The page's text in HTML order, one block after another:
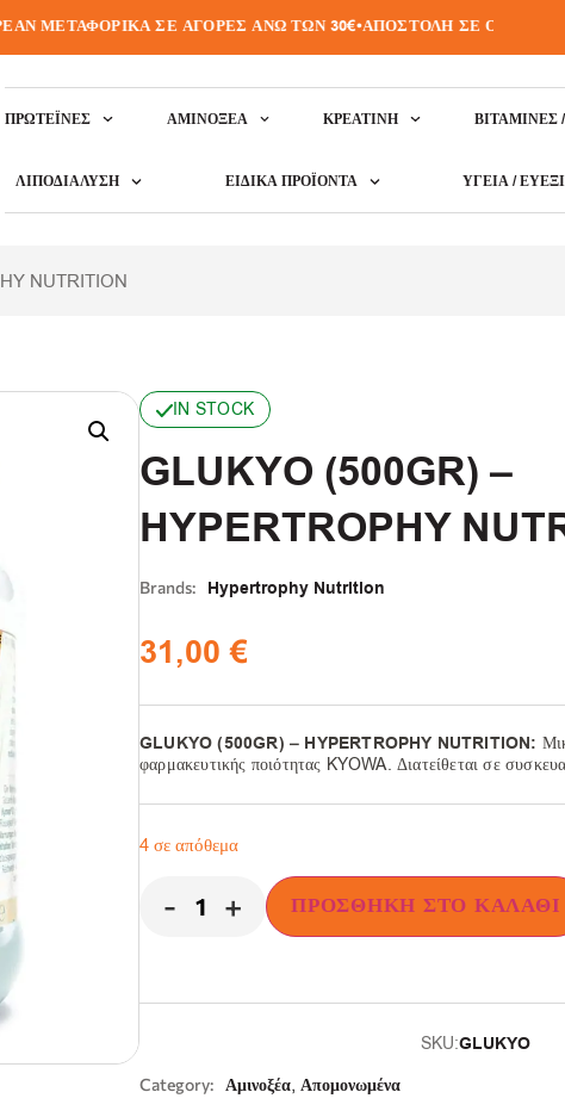
ΜΕΤΑΦΟΡΙΚΑ ΣΕ ΑΓΟΡΕΣ ΑΝΩ ΤΩΝ 30€•ΑΠΟΣΤΟΛΗ ΣΕ ΟΛΗ ΤΗΝ
ΠΡΩΤΕΪ́ΝΕΣ ΑΜΙΝΟΞΈΑ ΚΡΕΑΤΙΝΗ
ΛΙΠΟΔΙΆΛΥΣΗ ΕΙΔΙΚΆ ΠΡΟΪΌΝΤΑ ΥΓΕΊΑ /
NUTRITION
IN STOCK
GLUKYO (500GR) –
HYPERTROPHY
Brands: Hypertrophy Nutrition
31,00€
GLUKYO (500GR) – HYPERTROPHY NUTRITION:
φαρμακευτικής ποιότητας KYOWA. Διατείθεται σε
4 σε απόθεμα
- + ΠΡΟΣΘΉΚΗ ΣΤΟ ΚΑΛΆΘΙ
SKU:GLUKYO
Category: Αμινοξέα, Απομονωμένα